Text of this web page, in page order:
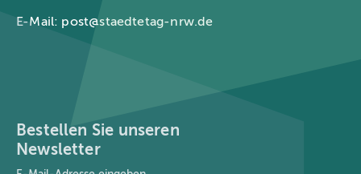
E-Mail: post@staedtetag-nrw.de
Bestellen Sie unseren
Newsletter
E-Mail-Adresse